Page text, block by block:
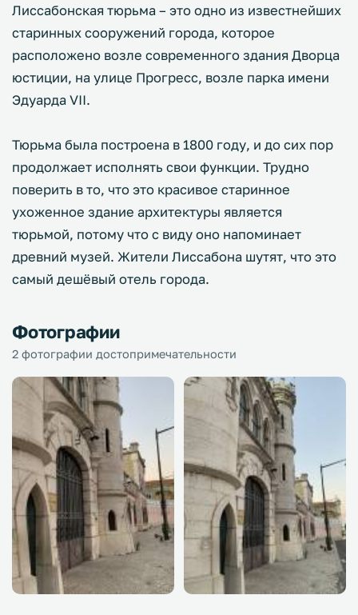
Лиссабонская тюрьма – это одно из известнейших
старинных сооружений города, которое
расположено возле современного здания Дворца
юстиции, на улице Прогресс, возле парка имени
Эдуарда VII.
Тюрьма была построена в 1800 году, и до сих пор
продолжает исполнять свои функции. Трудно
поверить в то, что это красивое старинное
ухоженное здание архитектуры является
тюрьмой, потому что с виду оно напоминает
древний музей. Жители Лиссабона шутят, что это
самый дешёвый отель города.
Фотографии
2 фотографии достопримечательности